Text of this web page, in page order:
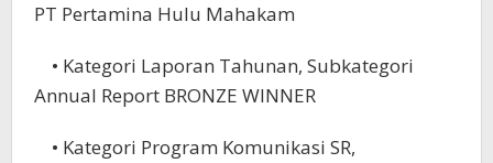
PT Pertamina Hulu Mahakam
• Kategori Laporan Tahunan, Subkategori
Annual Report BRONZE WINNER
• Kategori Program Komunikasi SR,